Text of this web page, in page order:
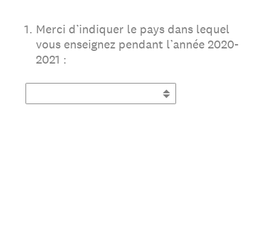
1. Merci d’indiquer le pays dans lequel
vous enseignez pendant l’année 2020-
2021 :